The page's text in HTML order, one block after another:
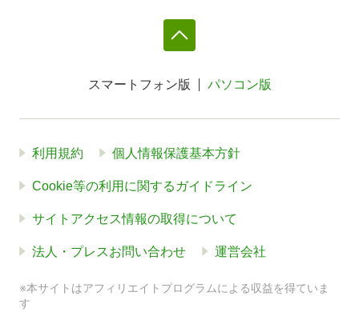
スマートフォン版 パソコン版
利用規約 個人情報保護基本方針
Cookie等の利用に関するガイドライン
サイトアクセス情報の取得について
法人・プレスお問い合わせ 運営会社
※本サイトはアフィリエイトプログラムによる収益を得ていま
す